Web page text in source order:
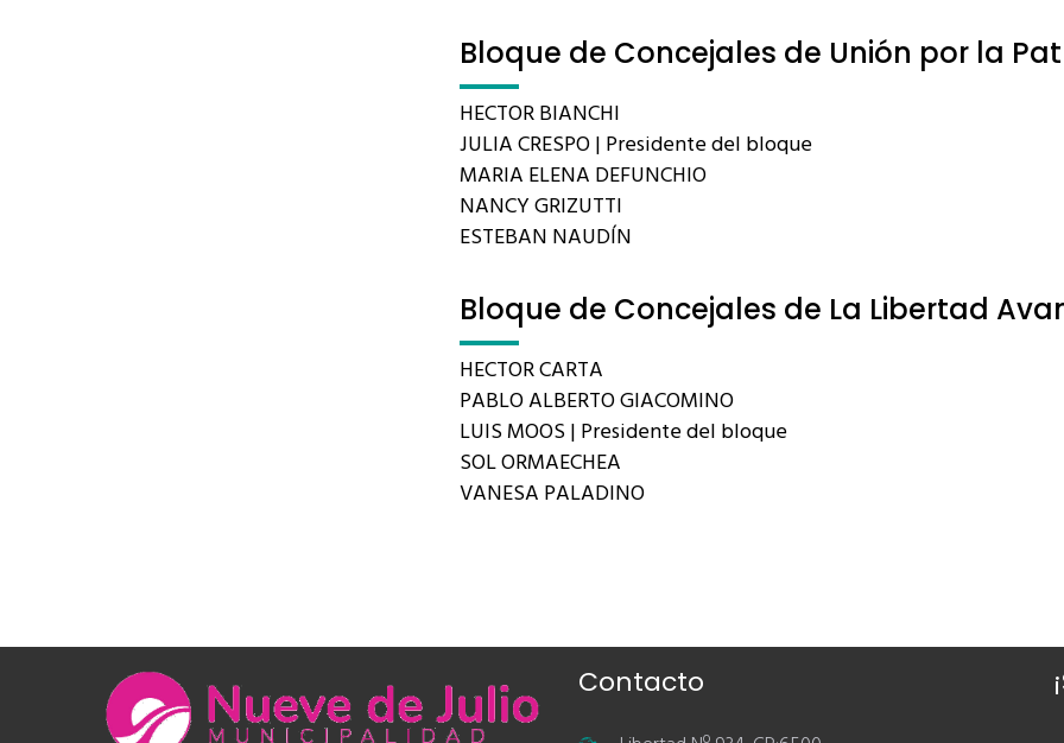
Bloque de Concejales de Unión por la
HECTOR BIANCHI
JULIA CRESPO | Presidente del bloque
MARIA ELENA DEFUNCHIO
NANCY GRIZUTTI
ESTEBAN NAUDÍN
Bloque de Concejales de La Libertad
HECTOR CARTA
PABLO ALBERTO GIACOMINO
LUIS MOOS | Presidente del bloque
SOL ORMAECHEA
VANESA PALADINO
Contacto